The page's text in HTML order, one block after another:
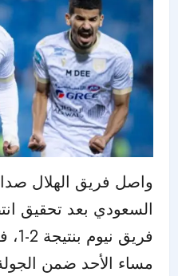
واصل فريق الهلال
السعودي بعد تحقيق
مساء الأحد ضمن